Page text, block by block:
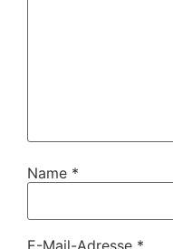
Name *
E-Mail-Adresse *